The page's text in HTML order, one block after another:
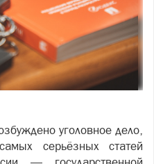
уголовное дело,
серьёзных статей